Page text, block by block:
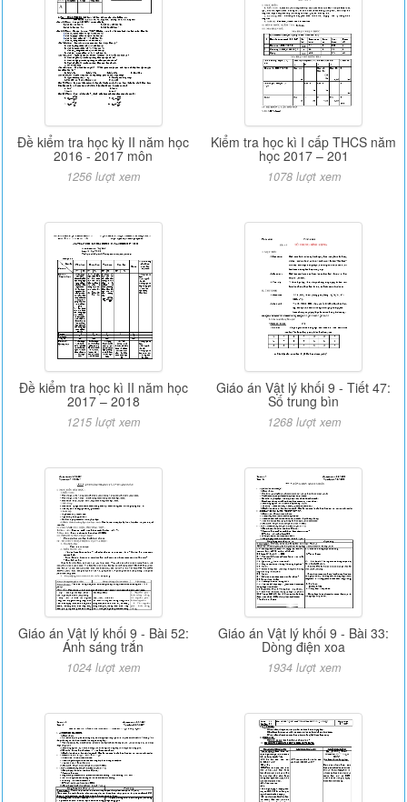
Đề kiểm tra học kỳ II năm học
2016 - 2017 môn
1256 lượt xem
Kiểm tra học kì I cấp THCS năm
học 2017 – 201
1078 lượt xem
Đề kiểm tra học kì II năm học
2017 – 2018
1215 lượt xem
Giáo án Vật lý khối 9 - Tiết 47:
Số trung bìn
1268 lượt xem
Giáo án Vật lý khối 9 - Bài 52:
Ánh sáng trắn
1024 lượt xem
Giáo án Vật lý khối 9 - Bài 33:
Dòng điện xoa
1934 lượt xem